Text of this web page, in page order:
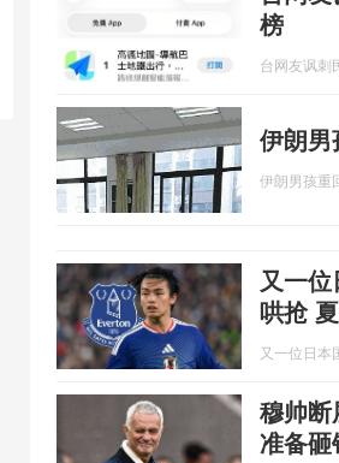
榜
台网友讽刺
伊朗
伊朗男孩重
又一
哄抢
又一位日本
穆帅
准备